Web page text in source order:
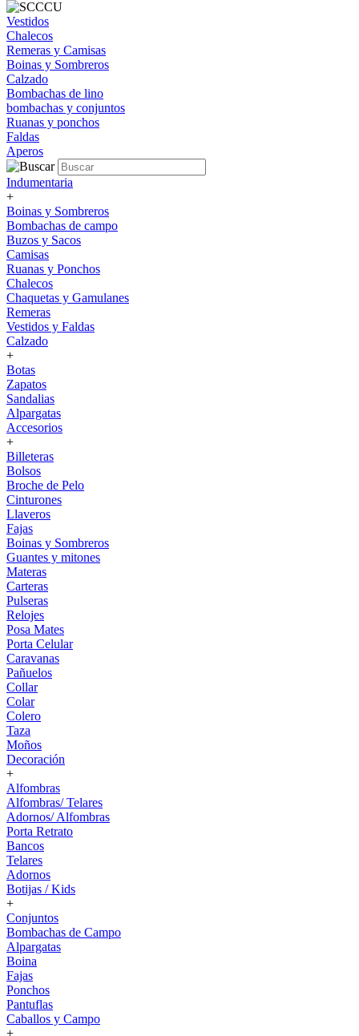
Vestidos
Chalecos
Remeras y Camisas
Boinas y Sombreros
Calzado
Bombachas de lino
bombachas y conjuntos
Ruanas y ponchos
Faldas
Aperos
Indumentaria
+
Boinas y Sombreros
Bombachas de campo
Buzos y Sacos
Camisas
Ruanas y Ponchos
Chalecos
Chaquetas y Gamulanes
Remeras
Vestidos y Faldas
Calzado
+
Botas
Zapatos
Sandalias
Alpargatas
Accesorios
+
Billeteras
Bolsos
Broche de Pelo
Cinturones
Llaveros
Fajas
Boinas y Sombreros
Guantes y mitones
Materas
Carteras
Pulseras
Relojes
Posa Mates
Porta Celular
Caravanas
Pañuelos
Collar
Colar
Colero
Taza
Moños
Decoración
+
Alfombras
Alfombras/ Telares
Adornos/ Alfombras
Porta Retrato
Bancos
Telares
Adornos
Botijas / Kids
+
Conjuntos
Bombachas de Campo
Alpargatas
Boina
Fajas
Ponchos
Pantuflas
Caballos y Campo
+